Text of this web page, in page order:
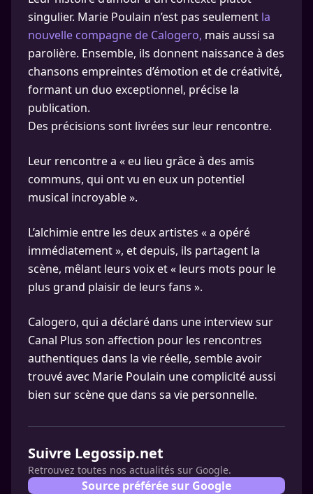
singulier. Marie Poulain n’est pas seulement la
nouvelle compagne de Calogero, mais aussi sa
parolière. Ensemble, ils donnent naissance à des
chansons empreintes d’émotion et de créativité,
formant un duo exceptionnel, précise la
publication.
Des précisions sont livrées sur leur rencontre.
Leur rencontre a « eu lieu grâce à des amis
communs, qui ont vu en eux un potentiel
musical incroyable ».
L’alchimie entre les deux artistes « a opéré
immédiatement », et depuis, ils partagent la
scène, mêlant leurs voix et « leurs mots pour le
plus grand plaisir de leurs fans ».
Calogero, qui a déclaré dans une interview sur
Canal Plus son affection pour les rencontres
authentiques dans la vie réelle, semble avoir
trouvé avec Marie Poulain une complicité aussi
bien sur scène que dans sa vie personnelle.
Suivre Legossip.net
Retrouvez toutes nos actualités sur Google.
Source préférée sur Google